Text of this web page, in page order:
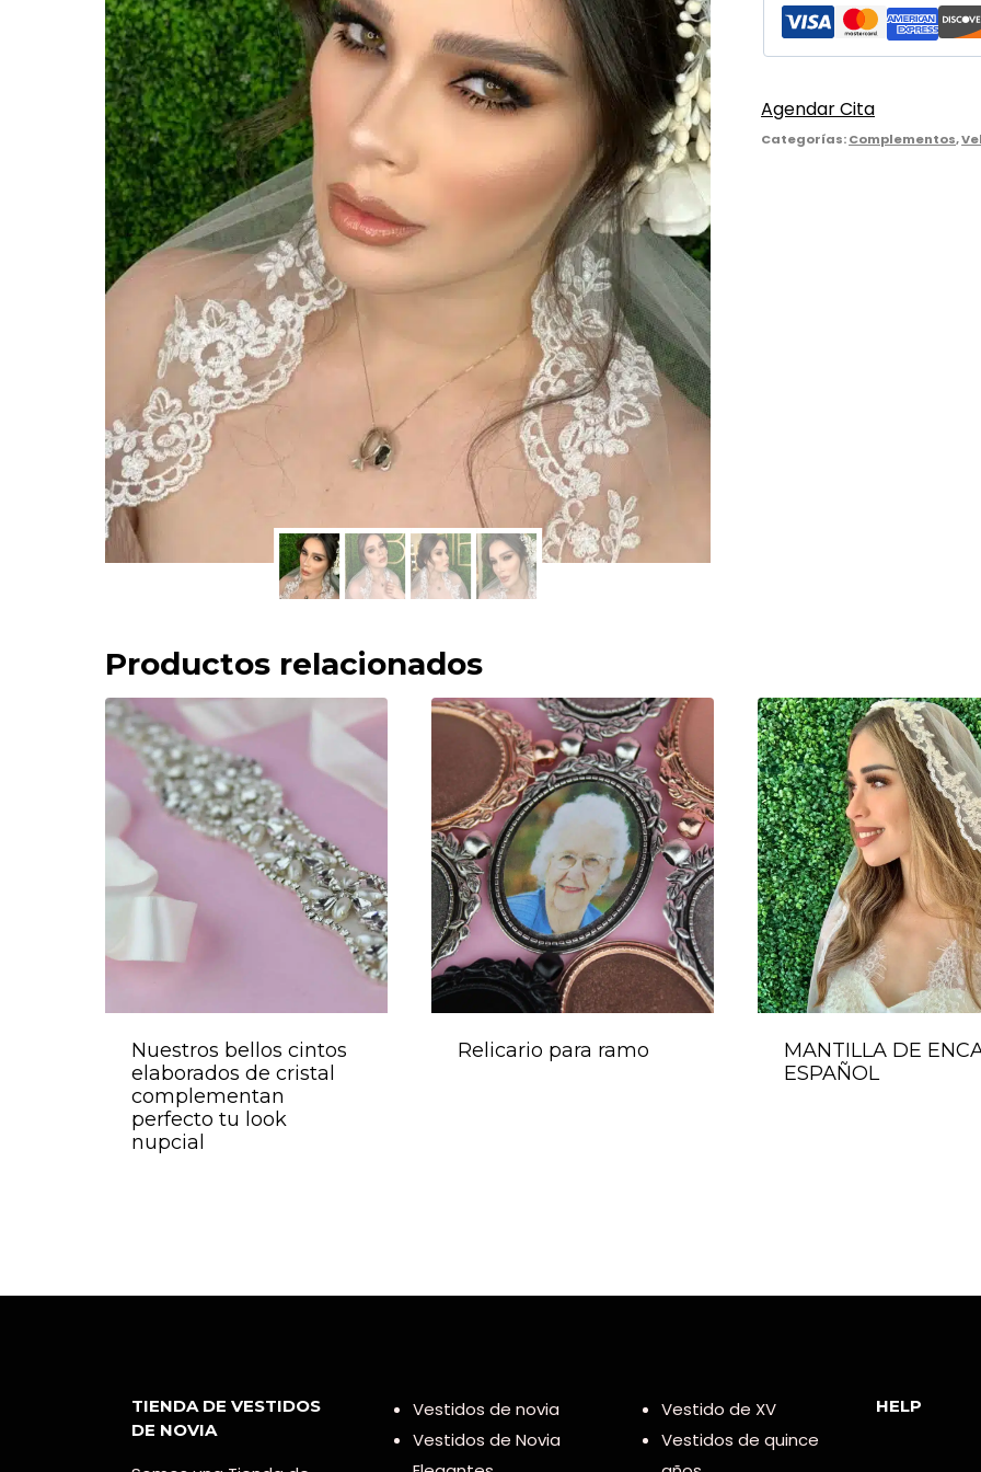
Agendar Cita
Categorías:Complementos,
Productos relacionados
Nuestros bellos cintos
elaborados de cristal
complementan
perfecto tu look
nupcial
Relicario para ramo
MANTILLA DE
ESPAÑOL
TIENDA DE VESTIDOS
DE NOVIA
Vestidos de novia
Vestidos de Novia
Vestido de XV
Vestidos de quince
HELP